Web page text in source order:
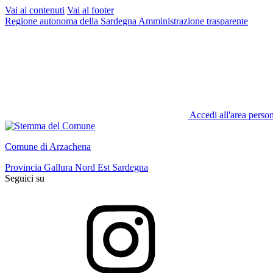
Vai ai contenuti Vai al footer
Regione autonoma della Sardegna Amministrazione trasparente
Accedi all'area
Comune di Arzachena
Provincia Gallura Nord Est Sardegna
Seguici su